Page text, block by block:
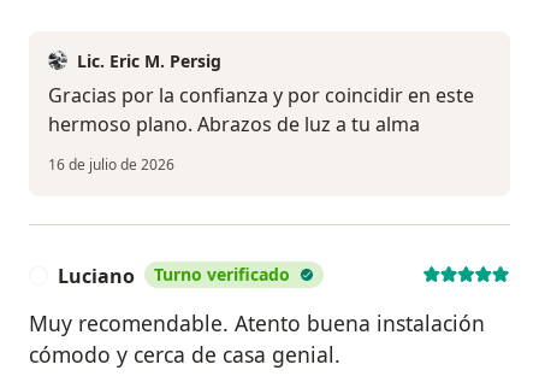
Lic. Eric M. Persig
Gracias por la confianza y por coincidir en este
hermoso plano. Abrazos de luz a tu alma
16 de julio de 2026
Luciano Turno verificado
Muy recomendable. Atento buena instalación
cómodo y cerca de casa genial.